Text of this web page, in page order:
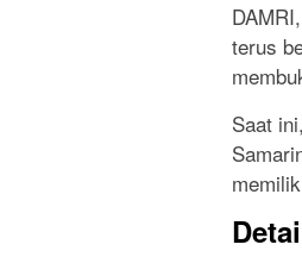
terus
Saat